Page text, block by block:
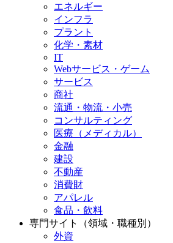
エネルギー
インフラ
プラント
化学・素材
IT
Webサービス・ゲーム
サービス
商社
流通・物流・小売
コンサルティング
医療（メディカル）
金融
建設
不動産
消費財
アパレル
食品・飲料
専門サイト（領域・職種別）
外資